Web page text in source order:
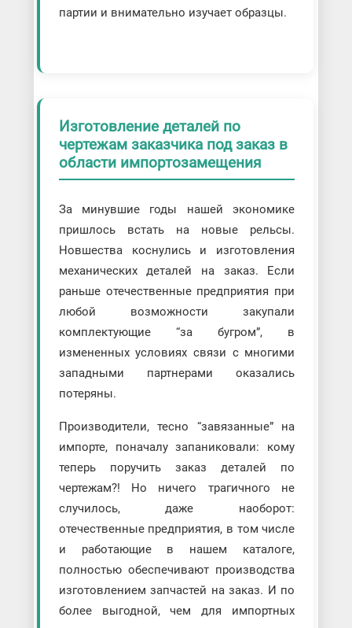
партии и внимательно изучает образцы.
Изготовление деталей по
чертежам заказчика под заказ в
области импортозамещения
За минувшие годы нашей экономике
пришлось встать на новые рельсы.
Новшества коснулись и изготовления
механических деталей на заказ. Если
раньше отечественные предприятия при
любой возможности закупали
комплектующие “за бугром”, в
измененных условиях связи с многими
западными партнерами оказались
потеряны.
Производители, тесно “завязанные” на
импорте, поначалу запаниковали: кому
теперь поручить заказ деталей по
чертежам?! Но ничего трагичного не
случилось, даже наоборот:
отечественные предприятия, в том числе
и работающие в нашем каталоге,
полностью обеспечивают производства
изготовлением запчастей на заказ. И по
более выгодной, чем для импортных